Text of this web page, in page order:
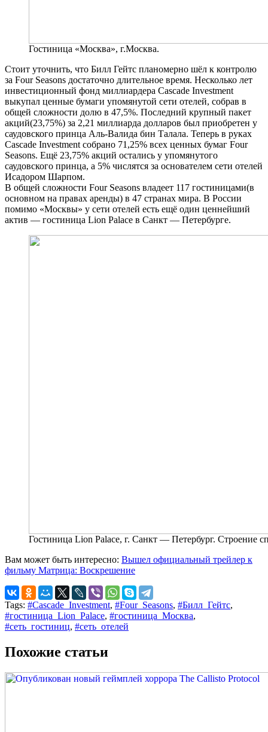
Гостиница «Москва», г.Москва.
Стоит уточнить, что Билл Гейтс планомерно шёл к контролю
за Four Seasons достаточно длительное время. Несколько лет
инвестиционный фонд миллиардера Cascade Investment
выкупал ценные бумаги упомянутой сети отелей, собрав в
общей сложности долю в 47,5%. Последний крупный пакет
акций(23,75%) за 2,21 миллиарда долларов был приобретен у
саудовского принца Аль-Валида бин Талала. Теперь в руках
Cascade Investment собрано 71,25% всех ценных бумаг Four
Seasons. Ещё 23,75% акций остались у упомянутого
саудовского принца, а 5% числятся за основателем сети отелей
Исадором Шарпом.
В общей сложности Four Seasons владеет 117 гостиницами(в
основном на правах аренды) в 47 странах мира. В России
помимо «Москвы» у сети отелей есть ещё один ценнейший
актив — гостиница Lion Palace в Санкт — Петербурге.
Гостиница Lion Palace, г. Санкт — Петербург. Строение
Вам может быть интересно: Вышел официальный трейлер к
фильму Матрица: Воскрешение
Tags: #Cascade_Investment, #Four_Seasons, #Билл_Гейтс,
#гостиница_Lion_Palace, #гостиница_Москва,
#сеть_гостиниц, #сеть_отелей
Похожие статьи